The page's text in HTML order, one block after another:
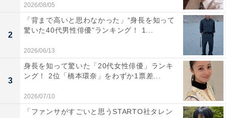
1位：盛岡市／評点60.0／偏差値69.1
盛岡市は、歴史ある街並みと自然が共存する岩手県の県
2026/08/05
2
「背まで高いと思わなかった」“身長を知って
驚いた40代男性俳優”ランキング！ 1...
2026/06/13
3
身長を知って驚いた「20代女性俳優」ランキ
ング！ 2位「橋本環奈」をわずか1票差...
2026/07/10
「ファンサがすごいと思うSTARTO社タレン